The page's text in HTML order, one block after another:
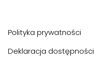
Polityka prywatności
Deklaracja dostępności